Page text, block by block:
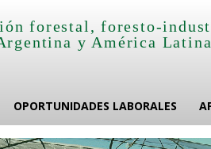
forestal, foresto-
y América
OPORTUNIDADES LABORALES